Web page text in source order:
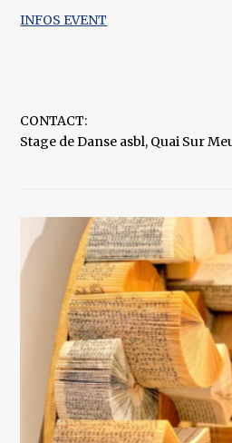
INFOS EVENT
CONTACT:
Stage de Danse asbl, Quai Sur